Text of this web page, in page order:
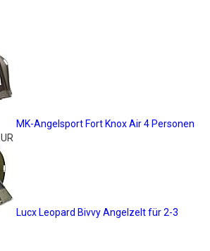
MK-Angelsport Fort Knox Air 4 Personen
Lucx Leopard Bivvy Angelzelt für 2-3